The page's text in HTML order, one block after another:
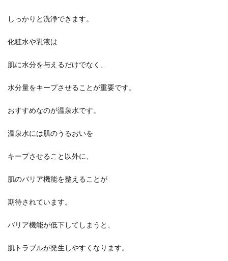
しっかりと洗浄できます。
化粧水や乳液は
肌に水分を与えるだけでなく、
水分量をキープさせることが重要です。
おすすめなのが温泉水です。
温泉水には肌のうるおいを
キープさせること以外に、
肌のバリア機能を整えることが
期待されています。
バリア機能が低下してしまうと、
肌トラブルが発生しやすくなります。